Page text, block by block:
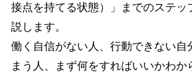
接点を持てる状態）」までのステッ
説します。
働く自信がない人、行動できない自
まう人、まず何をすればいいかわか